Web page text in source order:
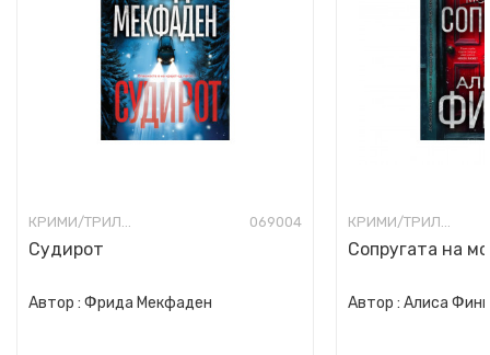
КРИМИ/ТРИЛЕР 069004
Судирот
Автор : Фрида Мекфаден
КРИМИ/ТРИЛЕР
Сопругата на
Автор : Алиса Фини